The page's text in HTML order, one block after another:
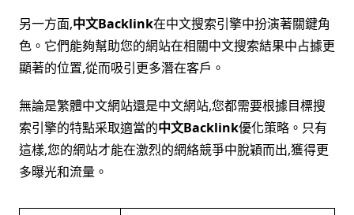
另一方面,中文Backlink在中文搜索引擎中扮演著關鍵角
色。它們能夠幫助您的網站在相關中文搜索結果中占據更
顯著的位置,從而吸引更多潛在客戶。
無論是繁體中文網站還是中文網站,您都需要根據目標搜
索引擎的特點采取適當的中文Backlink優化策略。只有
這樣,您的網站才能在激烈的網絡競爭中脫穎而出,獲得更
多曝光和流量。